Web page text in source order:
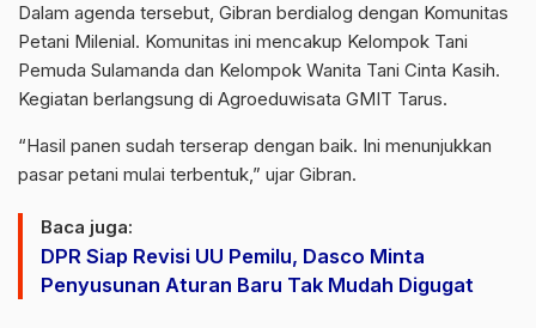
Dalam agenda tersebut, Gibran berdialog dengan Komunitas
Petani Milenial. Komunitas ini mencakup Kelompok Tani
Pemuda Sulamanda dan Kelompok Wanita Tani Cinta Kasih.
Kegiatan berlangsung di Agroeduwisata GMIT Tarus.
“Hasil panen sudah terserap dengan baik. Ini menunjukkan
pasar petani mulai terbentuk,” ujar Gibran.
Baca juga:
DPR Siap Revisi UU Pemilu, Dasco Minta
Penyusunan Aturan Baru Tak Mudah Digugat